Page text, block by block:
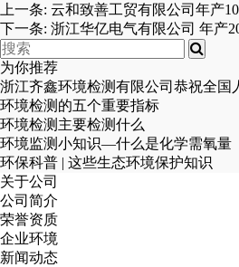
上一条: 云和致善工贸有限公司年产
下一条: 浙江华亿电气有限公司 年产
为你推荐
浙江齐鑫环境检测有限公司恭祝全国
环境检测的五个重要指标
环境检测主要检测什么
环境监测小知识—什么是化学需氧量
环保科普 | 这些生态环境保护知识
关于公司
公司简介
荣誉资质
企业环境
新闻动态